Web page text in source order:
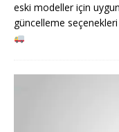
eski modeller için
güncelleme seçenekleri